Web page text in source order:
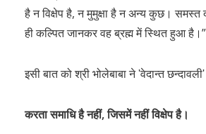
है न विक्षेप है, न मुमुक्षा है न अन्य कुछ।
ही कल्पित जानकर वह ब्रह्म में स्थित हुआ है।”
इसी बात को श्री भोलेबाबा ने ʹवेदान्त
करता समाधि है नहीं, जिसमें नहीं विक्षेप है।